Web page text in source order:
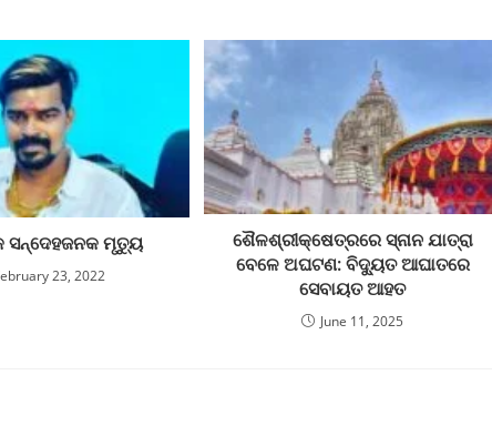
ମୃତ୍ୟୁ
23, 2022
ଶୈଳଶ୍ରୀକ୍ଷେତ୍ରରେ ସ୍ନାନ ଯାତ୍ରା
ବେଳେ ଅଘଟଣ: ବିଦ୍ୟୁତ ଆଘାତରେ
ସେବାୟତ ଆହତ
June 11, 2025